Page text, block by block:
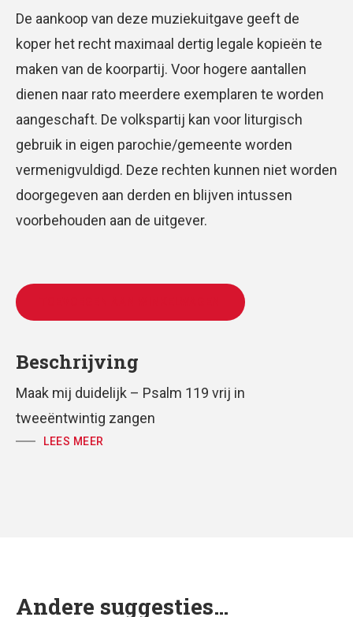
De aankoop van deze muziekuitgave geeft de
koper het recht maximaal dertig legale kopieën te
maken van de koorpartij. Voor hogere aantallen
dienen naar rato meerdere exemplaren te worden
aangeschaft. De volkspartij kan voor liturgisch
gebruik in eigen parochie/gemeente worden
vermenigvuldigd. Deze rechten kunnen niet worden
doorgegeven aan derden en blijven intussen
voorbehouden aan de uitgever.
Beschrijving
Maak mij duidelijk – Psalm 119 vrij in
tweeëntwintig zangen
muziek: Antoine Oomen
LEES MEER
Andere suggesties…